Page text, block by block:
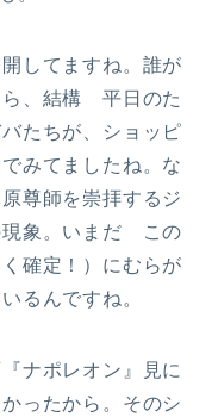
してますね。誰が
ら、結構 平日のた
たちが、ショッピ
みてましたね。な
尊師を崇拝するジ
現象。いまだ この
確定！）にむらが
るんですね。
ナポレオン』見に
ったから。そのシ